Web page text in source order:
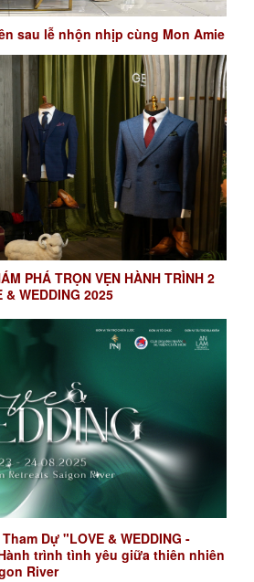
sau lễ nhộn nhịp cùng Mon Amie
PHÁ TRỌN VẸN HÀNH TRÌNH 2
& WEDDING 2025
Dự "LOVE & WEDDING -
trình tình yêu giữa thiên nhiên
River